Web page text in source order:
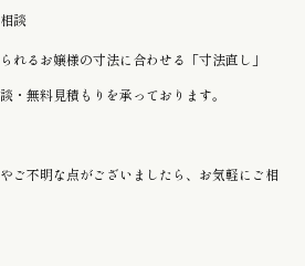
談
れるお嬢様の寸法に合わせる「寸法直し」
・無料見積もりを承っております。
ご不明な点がございましたら、お気軽にご相